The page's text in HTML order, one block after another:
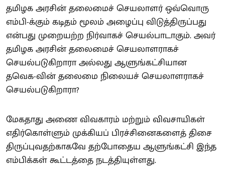
தமிழக அரசின் தலைமைச் செயலாளர் ஒவ்வொரு
எம்பி-க்கும் கடிதம் மூலம் அழைப்பு விடுத்திருப்பது
என்பது முறையற்ற நிர்வாகச் செயல்பாடாகும். அவர்
தமிழக அரசின் தலைமைச் செயலாளராகச்
செயல்படுகிறாரா அல்லது ஆளுங்கட்சியான
தவெக-வின் தலைமை நிலையச் செயலாளராகச்
செயல்படுகிறாரா?
மேகதாது அணை விவகாரம் மற்றும் விவசாயிகள்
எதிர்கொள்ளும் முக்கியப் பிரச்சினைகளைத் திசை
திருப்புவதற்காகவே தற்போதைய ஆளுங்கட்சி இந்த
எம்பிக்கள் கூட்டத்தை நடத்தியுள்ளது.